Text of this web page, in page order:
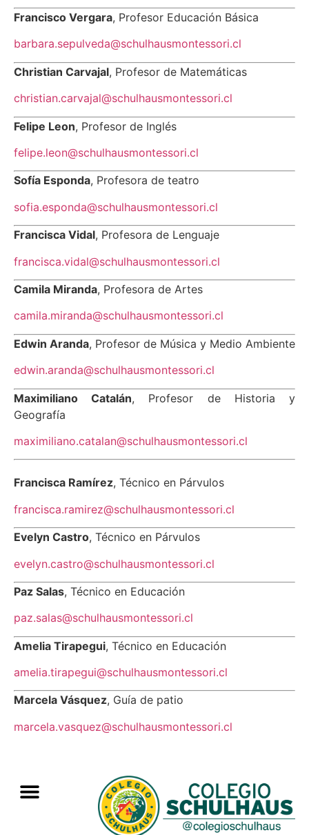
Francisco Vergara, Profesor Educación Básica
barbara.sepulveda@schulhausmontessori.cl
Christian Carvajal, Profesor de Matemáticas
christian.carvajal@schulhausmontessori.cl
Felipe Leon, Profesor de Inglés
felipe.leon@schulhausmontessori.cl
Sofía Esponda, Profesora de teatro
sofia.esponda@schulhausmontessori.cl
Francisca Vidal, Profesora de Lenguaje
francisca.vidal@schulhausmontessori.cl
Camila Miranda, Profesora de Artes
camila.miranda@schulhausmontessori.cl
Edwin Aranda, Profesor de Música y Medio Ambiente
edwin.aranda@schulhausmontessori.cl
Maximiliano Catalán, Profesor de Historia y
Geografía
maximiliano.catalan@schulhausmontessori.cl
Francisca Ramírez, Técnico en Párvulos
francisca.ramirez@schulhausmontessori.cl
Evelyn Castro, Técnico en Párvulos
evelyn.castro@schulhausmontessori.cl
Paz Salas, Técnico en Educación
paz.salas@schulhausmontessori.cl
Amelia Tirapegui, Técnico en Educación
amelia.tirapegui@schulhausmontessori.cl
Marcela Vásquez, Guía de patio
marcela.vasquez@schulhausmontessori.cl